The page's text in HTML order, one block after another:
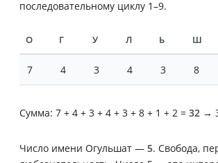
последовательному циклу 1–9.
О Г У Л Ь Ш
7 4 3 4 3 8
Сумма: 7 + 4 + 3 + 4 + 3 + 8 + 1 + 2 = 32 →
Число имени Огульшат — 5. Свобода,